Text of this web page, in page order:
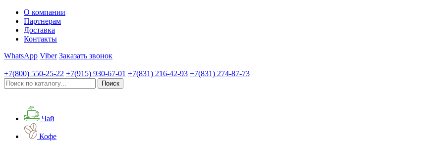
О компании
Партнерам
Доставка
Контакты
WhatsApp Viber Заказать звонок
+7(800) 550-25-22 +7(915) 930-67-01 +7(831) 216-42-93 +7(831) 274-87-73
Чай
Кофе